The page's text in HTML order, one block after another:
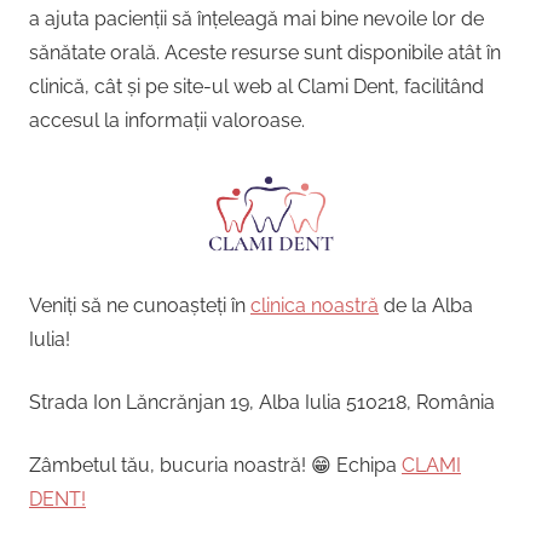
a ajuta pacienții să înțeleagă mai bine nevoile lor de
sănătate orală. Aceste resurse sunt disponibile atât în
clinică, cât și pe site-ul web al Clami Dent, facilitând
accesul la informații valoroase.
Veniți să ne cunoașteți în clinica noastră de la Alba
Iulia!
Strada Ion Lăncrănjan 19, Alba Iulia 510218, România
Zâmbetul tău, bucuria noastră! 😁 Echipa CLAMI
DENT!